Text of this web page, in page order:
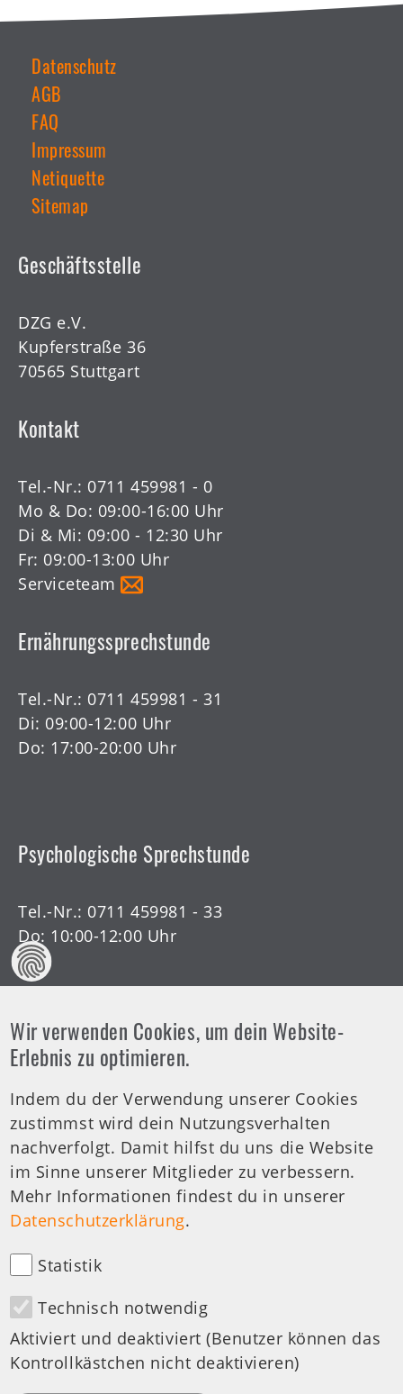
Weiterführende
Links
Datenschutz
AGB
FAQ
Impressum
Netiquette
Sitemap
Geschäftsstelle
DZG e.V.
Kupferstraße 36
70565 Stuttgart
Kontakt
Tel.-Nr.: 0711 459981 - 0
Mo & Do: 09:00-16:00 Uhr
Di & Mi: 09:00 - 12:30 Uhr
Fr: 09:00-13:00 Uhr
Serviceteam
Ernährungssprechstunde
Tel.-Nr.: 0711 459981 - 31
Di: 09:00-12:00 Uhr
Do: 17:00-20:00 Uhr
Psychologische Sprechstunde
Tel.-Nr.: 0711 459981 - 33
Do: 10:00-12:00 Uhr
Offene Arztsprechstunde
Tel.-Nr.: 0711 459981 - 30
Offene Sprechstunde
Di: 19:00-20:00 Uhr
medizinische Anfragen
Besuchen Sie uns auf:
Wir verwenden Cookies, um dein Website-
Erlebnis zu optimieren.
Indem du der Verwendung unserer Cookies
zustimmst wird dein Nutzungsverhalten
nachverfolgt. Damit hilfst du uns die Website
im Sinne unserer Mitglieder zu verbessern.
Mehr Informationen findest du in unserer
Datenschutzerklärung.
Statistik
Technisch notwendig
Aktiviert und deaktiviert (Benutzer können das
Kontrollkästchen nicht deaktivieren)